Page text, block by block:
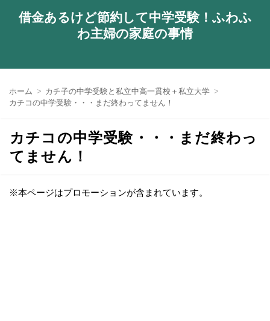
借金あるけど節約して中学受験！ふわふ
わ主婦の家庭の事情
ホーム
カチ子の中学受験と私立中高一貫校＋私立大学
カチコの中学受験・・・まだ終わってません！
カチコの中学受験・・・まだ終わっ
てません！
※本ページはプロモーションが含まれています。